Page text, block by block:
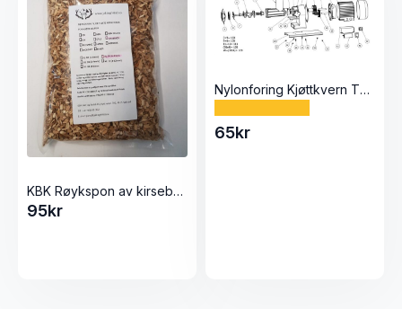
KBK Røykspon av kirsebær 3 liter (6-9mm)
95kr
Nylonforing Kjøttkvern TC-12 Elegant
65kr